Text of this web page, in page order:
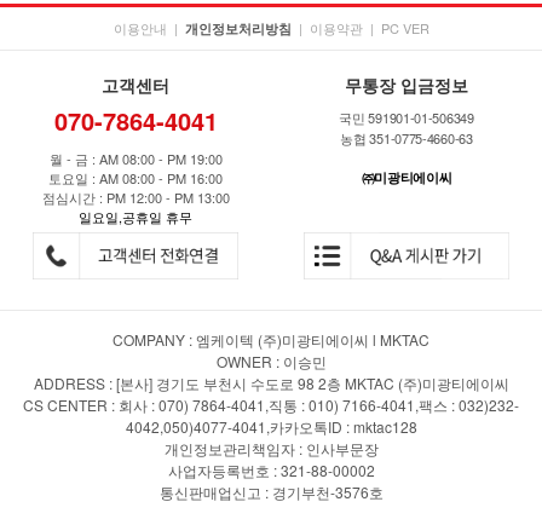
이용안내 | 개인정보처리방침 | 이용약관 | PC VER
고객센터
070-7864-4041
월 - 금 : AM 08:00 - PM 19:00
토요일 : AM 08:00 - PM 16:00
점심시간 : PM 12:00 - PM 13:00
일요일,공휴일 휴무
무통장 입금정보
국민 591901-01-506349
농협 351-0775-4660-63
㈜미광티에이씨
COMPANY : 엠케이텍 (주)미광티에이씨 l MKTAC
OWNER : 이승민
ADDRESS : [본사] 경기도 부천시 수도로 98 2층 MKTAC (주)미광티에이씨
CS CENTER : 회사 : 070) 7864-4041,직통 : 010) 7166-4041,팩스 : 032)232-
4042,050)4077-4041,카카오톡ID : mktac128
개인정보관리책임자 : 인사부문장
사업자등록번호 : 321-88-00002
통신판매업신고 : 경기부천-3576호